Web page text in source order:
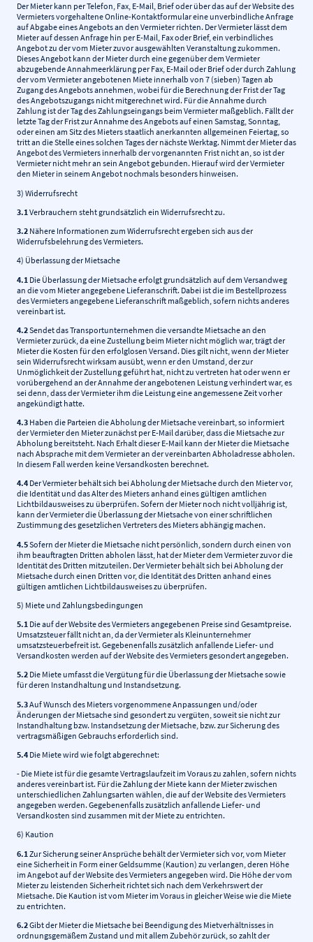
Der Mieter kann per Telefon, Fax, E-Mail, Brief oder über das auf der Website des
Vermieters vorgehaltene Online-Kontaktformular eine unverbindliche Anfrage
auf Abgabe eines Angebots an den Vermieter richten. Der Vermieter lässt dem
Mieter auf dessen Anfrage hin per E-Mail, Fax oder Brief, ein verbindliches
Angebot zu der vom Mieter zuvor ausgewählten Veranstaltung zukommen.
Dieses Angebot kann der Mieter durch eine gegenüber dem Vermieter
abzugebende Annahmeerklärung per Fax, E-Mail oder Brief oder durch Zahlung
der vom Vermieter angebotenen Miete innerhalb von 7 (sieben) Tagen ab
Zugang des Angebots annehmen, wobei für die Berechnung der Frist der Tag
des Angebotszugangs nicht mitgerechnet wird. Für die Annahme durch
Zahlung ist der Tag des Zahlungseingangs beim Vermieter maßgeblich. Fällt der
letzte Tag der Frist zur Annahme des Angebots auf einen Samstag, Sonntag,
oder einen am Sitz des Mieters staatlich anerkannten allgemeinen Feiertag, so
tritt an die Stelle eines solchen Tages der nächste Werktag. Nimmt der Mieter das
Angebot des Vermieters innerhalb der vorgenannten Frist nicht an, so ist der
Vermieter nicht mehr an sein Angebot gebunden. Hierauf wird der Vermieter
den Mieter in seinem Angebot nochmals besonders hinweisen.
3) Widerrufsrecht
3.1 Verbrauchern steht grundsätzlich ein Widerrufsrecht zu.
3.2 Nähere Informationen zum Widerrufsrecht ergeben sich aus der
Widerrufsbelehrung des Vermieters.
4) Überlassung der Mietsache
4.1 Die Überlassung der Mietsache erfolgt grundsätzlich auf dem Versandweg
an die vom Mieter angegebene Lieferanschrift. Dabei ist die im Bestellprozess
des Vermieters angegebene Lieferanschrift maßgeblich, sofern nichts anderes
vereinbart ist.
4.2Sendet das Transportunternehmen die versandte Mietsache an den
Vermieter zurück, da eine Zustellung beim Mieter nicht möglich war, trägt der
Mieter die Kosten für den erfolglosen Versand. Dies gilt nicht, wenn der Mieter
sein Widerrufsrecht wirksam ausübt, wenn er den Umstand, der zur
Unmöglichkeit der Zustellung geführt hat, nicht zu vertreten hat oder wenn er
vorübergehend an der Annahme der angebotenen Leistung verhindert war, es
sei denn, dass der Vermieter ihm die Leistung eine angemessene Zeit vorher
angekündigt hatte.
4.3 Haben die Parteien die Abholung der Mietsache vereinbart, so informiert
der Vermieter den Mieter zunächst per E-Mail darüber, dass die Mietsache zur
Abholung bereitsteht. Nach Erhalt dieser E-Mail kann der Mieter die Mietsache
nach Absprache mit dem Vermieter an der vereinbarten Abholadresse abholen.
In diesem Fall werden keine Versandkosten berechnet.
4.4 Der Vermieter behält sich bei Abholung der Mietsache durch den Mieter vor,
die Identität und das Alter des Mieters anhand eines gültigen amtlichen
Lichtbildausweises zu überprüfen. Sofern der Mieter noch nicht volljährig ist,
kann der Vermieter die Überlassung der Mietsache von einer schriftlichen
Zustimmung des gesetzlichen Vertreters des Mieters abhängig machen.
4.5Sofern der Mieter die Mietsache nicht persönlich, sondern durch einen von
ihm beauftragten Dritten abholen lässt, hat der Mieter dem Vermieter zuvor die
Identität des Dritten mitzuteilen. Der Vermieter behält sich bei Abholung der
Mietsache durch einen Dritten vor, die Identität des Dritten anhand eines
gültigen amtlichen Lichtbildausweises zu überprüfen.
5) Miete und Zahlungsbedingungen
5.1 Die auf der Website des Vermieters angegebenen Preise sind Gesamtpreise.
Umsatzsteuer fällt nicht an, da der Vermieter als Kleinunternehmer
umsatzsteuerbefreit ist. Gegebenenfalls zusätzlich anfallende Liefer- und
Versandkosten werden auf der Website des Vermieters gesondert angegeben.
5.2 Die Miete umfasst die Vergütung für die Überlassung der Mietsache sowie
für deren Instandhaltung und Instandsetzung.
5.3Auf Wunsch des Mieters vorgenommene Anpassungen und/oder
Änderungen der Mietsache sind gesondert zu vergüten, soweit sie nicht zur
Instandhaltung bzw. Instandsetzung der Mietsache, bzw. zur Sicherung des
vertragsmäßigen Gebrauchs erforderlich sind.
5.4 Die Miete wird wie folgt abgerechnet:
- Die Miete ist für die gesamte Vertragslaufzeit im Voraus zu zahlen, sofern nichts
anderes vereinbart ist. Für die Zahlung der Miete kann der Mieter zwischen
unterschiedlichen Zahlungsarten wählen, die auf der Website des Vermieters
angegeben werden. Gegebenenfalls zusätzlich anfallende Liefer- und
Versandkosten sind zusammen mit der Miete zu entrichten.
6) Kaution
6.1 Zur Sicherung seiner Ansprüche behält der Vermieter sich vor, vom Mieter
eine Sicherheit in Form einer Geldsumme (Kaution) zu verlangen, deren Höhe
im Angebot auf der Website des Vermieters angegeben wird. Die Höhe der vom
Mieter zu leistenden Sicherheit richtet sich nach dem Verkehrswert der
Mietsache. Die Kaution ist vom Mieter im Voraus in gleicher Weise wie die Miete
zu entrichten.
6.2Gibt der Mieter die Mietsache bei Beendigung des Mietverhältnisses in
ordnungsgemäßem Zustand und mit allem Zubehör zurück, so zahlt der